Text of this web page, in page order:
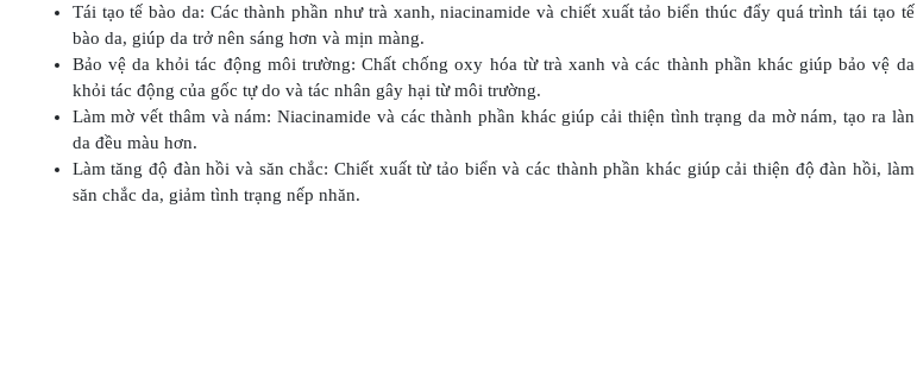
Tái tạo tế bào da: Các thành phần như trà xanh, niacinamide và chiết xuất tảo biển thúc đẩy quá trình tái tạo tế
bào da, giúp da trở nên sáng hơn và mịn màng.
Bảo vệ da khỏi tác động môi trường: Chất chống oxy hóa từ trà xanh và các thành phần khác giúp bảo vệ da
khỏi tác động của gốc tự do và tác nhân gây hại từ môi trường.
Làm mờ vết thâm và nám: Niacinamide và các thành phần khác giúp cải thiện tình trạng da mờ nám, tạo ra làn
da đều màu hơn.
Làm tăng độ đàn hồi và săn chắc: Chiết xuất từ tảo biển và các thành phần khác giúp cải thiện độ đàn hồi, làm
săn chắc da, giảm tình trạng nếp nhăn.